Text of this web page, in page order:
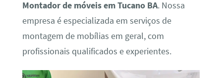
Montador de móveis em Tucano BA. Nossa
empresa é especializada em serviços de
montagem de mobílias em geral, com
profissionais qualificados e experientes.